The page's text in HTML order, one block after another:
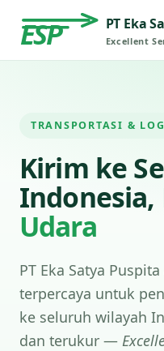
ESP PT Eka
Excellent
TRANSPORTASI &
Kirim ke
Indonesia,
Udara
PT Eka Satya
terpercaya untuk
ke seluruh wilayah
dan terukur —